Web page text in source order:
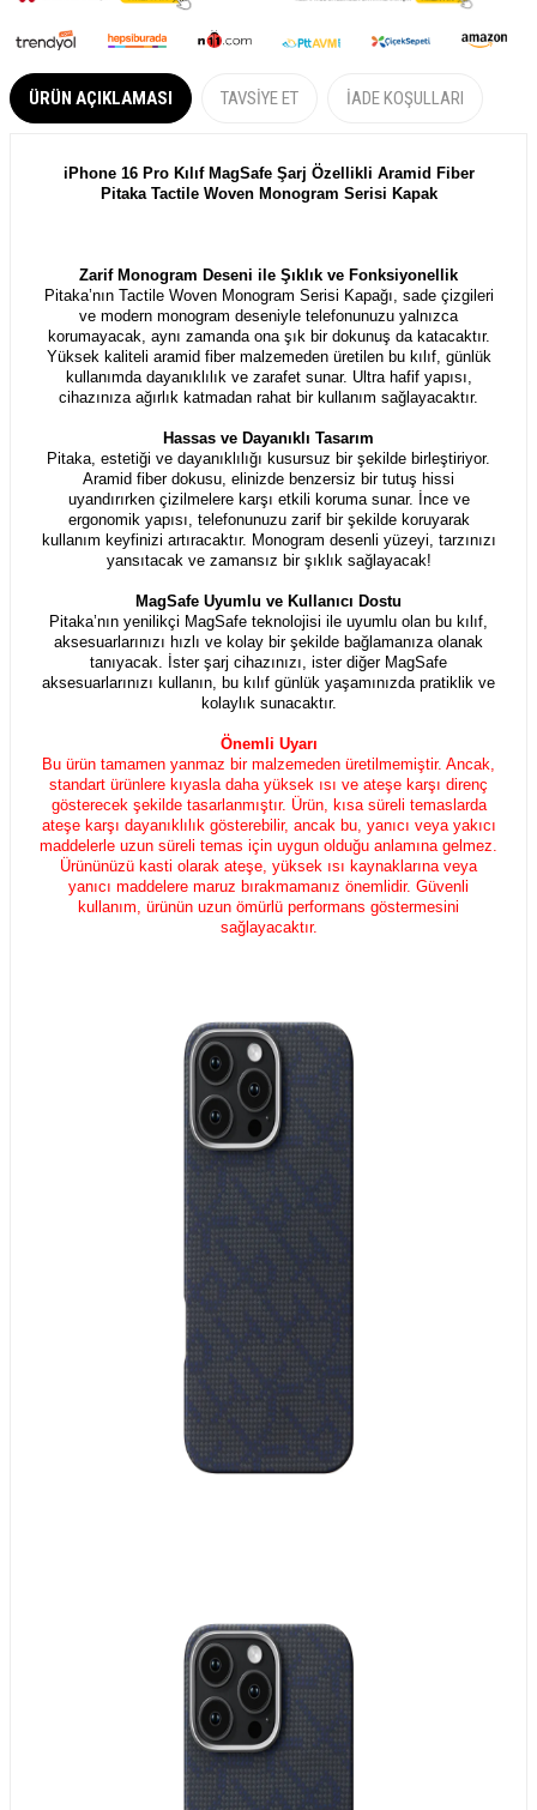
ÜRÜN AÇIKLAMASI TAVSIYE ET İADE KOŞULLARI
iPhone 16 Pro Kılıf MagSafe Şarj Özellikli Aramid Fiber
Pitaka Tactile Woven Monogram Serisi Kapak
Zarif Monogram Deseni ile Şıklık ve Fonksiyonellik
Pitaka’nın Tactile Woven Monogram Serisi Kapağı, sade çizgileri
ve modern monogram deseniyle telefonunuzu yalnızca
korumayacak, aynı zamanda ona şık bir dokunuş da katacaktır.
Yüksek kaliteli aramid fiber malzemeden üretilen bu kılıf, günlük
kullanımda dayanıklılık ve zarafet sunar. Ultra hafif yapısı,
cihazınıza ağırlık katmadan rahat bir kullanım sağlayacaktır.
Hassas ve Dayanıklı Tasarım
Pitaka, estetiği ve dayanıklılığı kusursuz bir şekilde birleştiriyor.
Aramid fiber dokusu, elinizde benzersiz bir tutuş hissi
uyandırırken çizilmelere karşı etkili koruma sunar. İnce ve
ergonomik yapısı, telefonunuzu zarif bir şekilde koruyarak
kullanım keyfinizi artıracaktır. Monogram desenli yüzeyi, tarzınızı
yansıtacak ve zamansız bir şıklık sağlayacak!
MagSafe Uyumlu ve Kullanıcı Dostu
Pitaka’nın yenilikçi MagSafe teknolojisi ile uyumlu olan bu kılıf,
aksesuarlarınızı hızlı ve kolay bir şekilde bağlamanıza olanak
tanıyacak. İster şarj cihazınızı, ister diğer MagSafe
aksesuarlarınızı kullanın, bu kılıf günlük yaşamınızda pratiklik ve
kolaylık sunacaktır.
Önemli Uyarı
Bu ürün tamamen yanmaz bir malzemeden üretilmemiştir. Ancak,
standart ürünlere kıyasla daha yüksek ısı ve ateşe karşı direnç
gösterecek şekilde tasarlanmıştır. Ürün, kısa süreli temaslarda
ateşe karşı dayanıklılık gösterebilir, ancak bu, yanıcı veya yakıcı
maddelerle uzun süreli temas için uygun olduğu anlamına gelmez.
Ürününüzü kasti olarak ateşe, yüksek ısı kaynaklarına veya
yanıcı maddelere maruz bırakmamanız önemlidir. Güvenli
kullanım, ürünün uzun ömürlü performans göstermesini
sağlayacaktır.